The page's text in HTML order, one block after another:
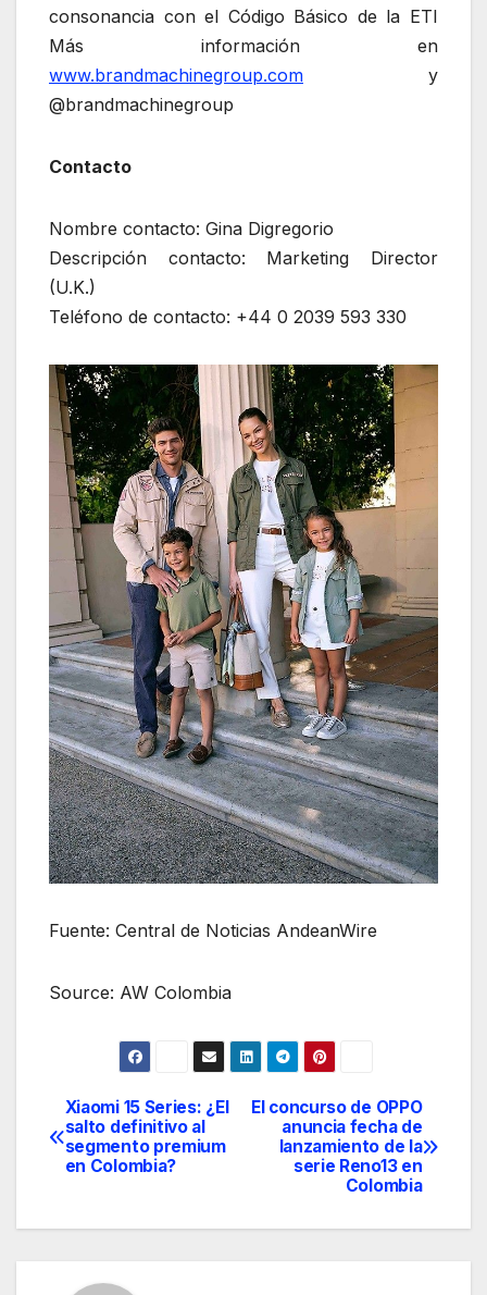
consonancia con el Código Básico de la ETI
Más información en
www.brandmachinegroup.com y
@brandmachinegroup
Contacto
Nombre contacto: Gina Digregorio
Descripción contacto: Marketing Director
(U.K.)
Teléfono de contacto: +44 0 2039 593 330
Fuente: Central de Noticias AndeanWire
Source: AW Colombia
Navegación
de
El concurso de OPPO
anuncia fecha de
lanzamiento de la
serie Reno13 en
Colombia
Xiaomi 15 Series: ¿El
salto definitivo al
segmento premium
en Colombia?